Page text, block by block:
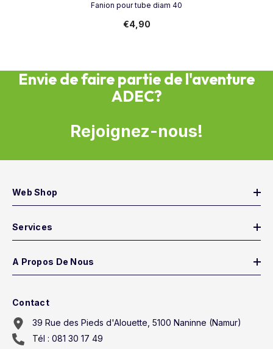
Fanion pour tube diam 40
€4,90
Envie de faire partie de l'aventure
ADEC?
Rejoignez-nous!
Web Shop
Services
A Propos De Nous
Contact
39 Rue des Pieds d'Alouette, 5100 Naninne (Namur)
Tél : 081 30 17 49